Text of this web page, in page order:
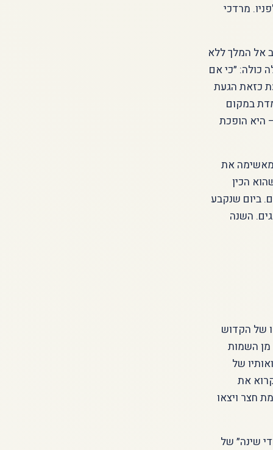
מרדכי
אל המלך ללא
כולה: ״כי אם
כזאת הגעת
במקום
היא הופכת
את
הכין
ביום שנקבע
השנה
של הקדוש
מן השמות
של
את
חצר ויצאו
שינה״ של